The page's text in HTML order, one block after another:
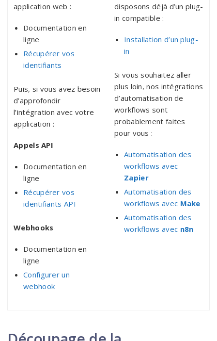
application web :
Documentation en
ligne
Récupérer vos
identifiants
Puis, si vous avez besoin
d’approfondir
l’intégration avec votre
application :
Appels API
Documentation en
ligne
Récupérer vos
identifiants API
Webhooks
Documentation en
ligne
Configurer un
webhook
disposons déjà d’un plug-
in compatible :
Installation d’un plug-
in
Si vous souhaitez aller
plus loin, nos intégrations
d’automatisation de
workflows sont
probablement faites
pour vous :
Automatisation des
workflows avec
Zapier
Automatisation des
workflows avec Make
Automatisation des
workflows avec n8n